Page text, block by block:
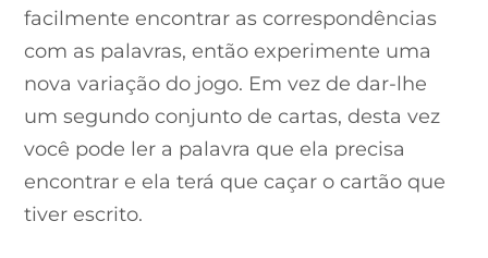
facilmente encontrar as correspondências
com as palavras, então experimente uma
nova variação do jogo. Em vez de dar-lhe
um segundo conjunto de cartas, desta vez
você pode ler a palavra que ela precisa
encontrar e ela terá que caçar o cartão que
tiver escrito.